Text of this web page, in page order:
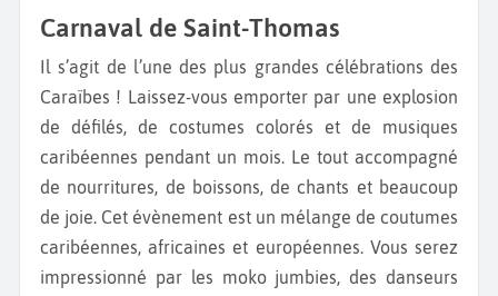
Carnaval de Saint-Thomas
Il s’agit de l’une des plus grandes célébrations des
Caraïbes ! Laissez-vous emporter par une explosion
de défilés, de costumes colorés et de musiques
caribéennes pendant un mois. Le tout accompagné
de nourritures, de boissons, de chants et beaucoup
de joie. Cet évènement est un mélange de coutumes
caribéennes, africaines et européennes. Vous serez
impressionné par les moko jumbies, des danseurs